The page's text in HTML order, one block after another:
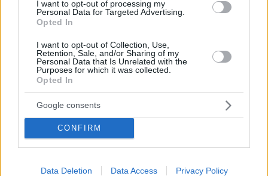
I want to opt-out of processing my
Personal Data for Targeted Advertising.
Opted In
I want to opt-out of Collection, Use,
Retention, Sale, and/or Sharing of my
Personal Data that Is Unrelated with the
Purposes for which it was collected.
Opted In
Google consents
CONFIRM
Data Deletion Data Access Privacy Policy
Στο τροπικό δάσος του εθνικού δρυμού της Γκαμπόν ο
Νίκος Δένδιας - Δείτε βίντεο
Ολοκλήρωσε την περιοδεία του σε τρεις χώρες της
Δυτικής Αφρικής
13.01.2023, 21:59 13